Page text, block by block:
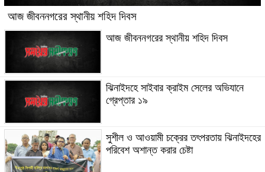
আজ জীবননগরের স্থানীয় শহিদ দিবস
আজ জীবননগরের স্থানীয় শহিদ দিবস
ঝিনাইদহে সাইবার ক্রাইম সেলের অভিযানে
গ্রেপ্তার ১৯
সুশীল ও আওয়ামী চক্রের তৎপরতায় ঝিনাইদহের
পরিবেশ অশান্ত করার চেষ্টা